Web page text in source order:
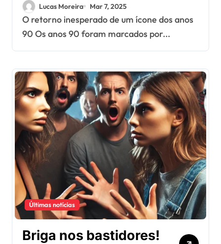
está hoje este ex-
ídolo dos anos 90
Lucas Moreira Mar 7, 2025
O retorno inesperado de um ícone dos anos
90 Os anos 90 foram marcados por...
Últimas notícias
Briga nos bastidores!